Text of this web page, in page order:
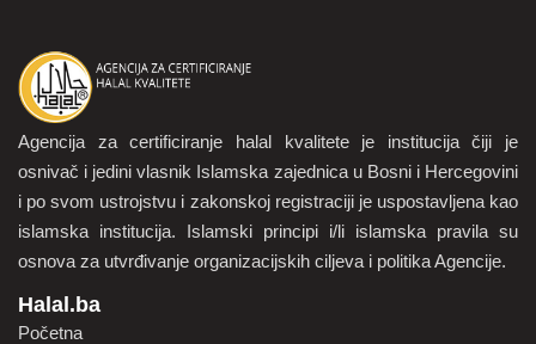
Agencija za certificiranje halal kvalitete je institucija čiji je
osnivač i jedini vlasnik Islamska zajednica u Bosni i Hercegovini
i po svom ustrojstvu i zakonskoj registraciji je uspostavljena kao
islamska institucija. Islamski principi i/li islamska pravila su
osnova za utvrđivanje organizacijskih ciljeva i politika Agencije.
Halal.ba
Početna